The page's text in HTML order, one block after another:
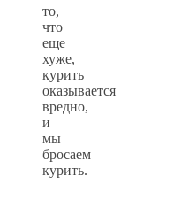
то,
что
еще
хуже,
курить
оказывается
вредно,
и
мы
бросаем
курить.